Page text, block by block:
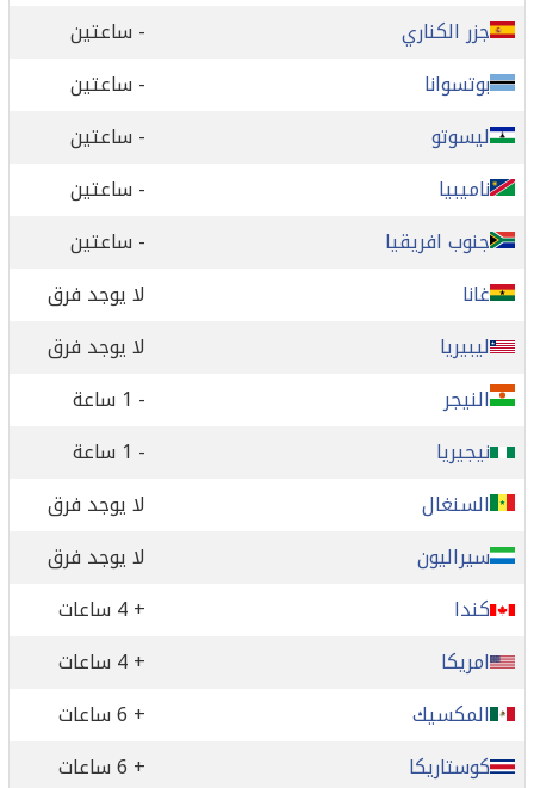
جزر الكناري
- ساعتين
بوتسوانا
- ساعتين
ليسوتو
- ساعتين
ناميبيا
- ساعتين
جنوب افريقيا
- ساعتين
غانا
لا يوجد فرق
ليبيريا
لا يوجد فرق
النيجر
- 1 ساعة
نيجيريا
- 1 ساعة
السنغال
لا يوجد فرق
سيراليون
لا يوجد فرق
كندا
+ 4 ساعات
امريكا
+ 4 ساعات
المكسيك
+ 6 ساعات
كوستاريكا
+ 6 ساعات